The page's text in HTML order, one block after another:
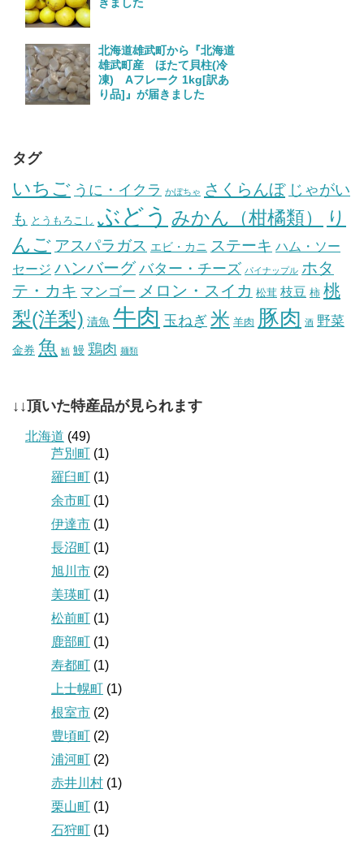
きました
北海道雄武町から『北海道
雄武町産 ほたて貝柱(冷
凍) Aフレーク 1kg[訳あ
り品]』が届きました
タグ
いちご うに・イクラ かぼちゃ さくらんぼ じゃがい
も とうもろこし ぶどう みかん（柑橘類）
り
んご アスパラガス エビ・カニ ステーキ ハム・ソー
セージ ハンバーグ バター・チーズ パイナップル ホタ
テ・カキ マンゴー メロン・スイカ 松茸 枝豆 柿 桃
梨(洋梨) 漬魚 牛肉 玉ねぎ 米 羊肉 豚肉 酒 野菜
金券 魚 鮪 鰻 鶏肉 麺類
↓↓頂いた特産品が見られます
北海道 (49)
芦別町 (1)
羅臼町 (1)
余市町 (1)
伊達市 (1)
長沼町 (1)
旭川市 (2)
美瑛町 (1)
松前町 (1)
鹿部町 (1)
寿都町 (1)
上士幌町 (1)
根室市 (2)
豊頃町 (2)
浦河町 (2)
赤井川村 (1)
栗山町 (1)
石狩町 (1)